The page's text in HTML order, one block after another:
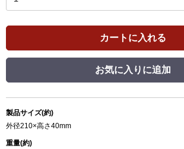
カートに入れる
お気に入りに追加
製品サイズ(約)
外径210×高さ40mm
重量(約)